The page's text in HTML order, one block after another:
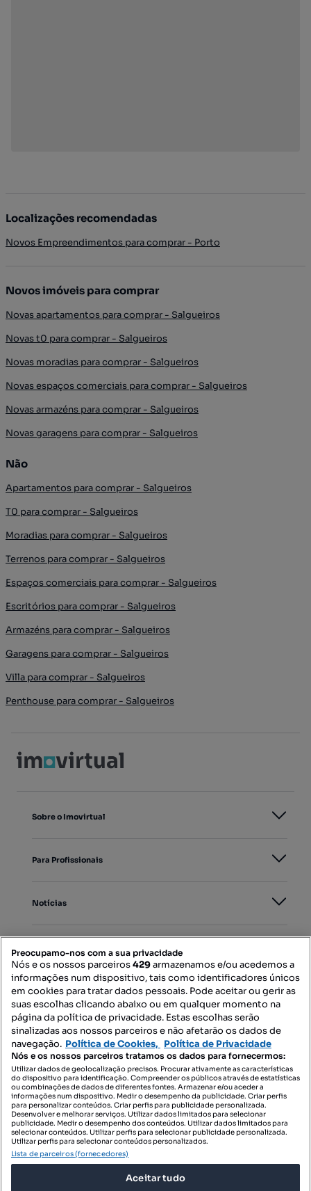
Localizações recomendadas
Novos Empreendimentos para comprar - Porto
Novos imóveis para comprar
Novas apartamentos para comprar - Salgueiros
Novas t0 para comprar - Salgueiros
Novas moradias para comprar - Salgueiros
Novas espaços comerciais para comprar - Salgueiros
Novas armazéns para comprar - Salgueiros
Novas garagens para comprar - Salgueiros
Não
Apartamentos para comprar - Salgueiros
T0 para comprar - Salgueiros
Moradias para comprar - Salgueiros
Terrenos para comprar - Salgueiros
Espaços comerciais para comprar - Salgueiros
Escritórios para comprar - Salgueiros
Armazéns para comprar - Salgueiros
Garagens para comprar - Salgueiros
Villa para comprar - Salgueiros
Penthouse para comprar - Salgueiros
Sobre o Imovirtual
Para Profissionais
Notícias
Mapa do Site
Contacte-nos
SIGA-NOS:
DESCARREGAR NA:
Preocupamo-nos com a sua privacidade
Nós e os nossos parceiros429armazenamos e/ou acedemos a
informações num dispositivo, tais como identificadores únicos
em cookies para tratar dados pessoais. Pode aceitar ou gerir as
suas escolhas clicando abaixo ou em qualquer momento na
página da política de privacidade. Estas escolhas serão
sinalizadas aos nossos parceiros e não afetarão os dados de
navegação. Política de Cookies, Política de Privacidade
Nós e os nossos parceiros tratamos os dados para fornecermos:
Utilizar dados de geolocalização precisos. Procurar ativamente as características
do dispositivo para identificação. Compreender os públicos através de estatísticas
ou combinações de dados de diferentes fontes. Armazenar e/ou aceder a
informações num dispositivo. Medir o desempenho da publicidade. Criar perfis
para personalizar conteúdos. Criar perfis para publicidade personalizada.
Desenvolver e melhorar serviços. Utilizar dados limitados para selecionar
publicidade. Medir o desempenho dos conteúdos. Utilizar dados limitados para
selecionar conteúdos. Utilizar perfis para selecionar publicidade personalizada.
Utilizar perfis para selecionar conteúdos personalizados.
Lista de parceiros (fornecedores)
Aceitar tudo